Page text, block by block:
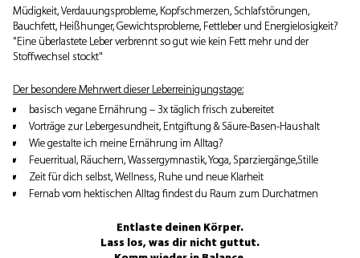
Müdigkeit, Verdauungsprobleme, Kopfschmerzen, Schlafstörungen,
Bauchfett, Heißhunger, Gewichtsprobleme, Fettleber und Energielosigkeit?
"Eine überlastete Leber verbrennt so gut wie kein Fett mehr und der
Stoffwechsel stockt"
Der besondere Mehrwert dieser Leberreinigungstage:
basisch vegane Ernährung – 3x täglich frisch zubereitet
Vorträge zur Lebergesundheit, Entgiftung & Säure-Basen-Haushalt
Wie gestalte ich meine Ernährung im Alltag?
Feuerritual, Räuchern, Wassergymnastik, Yoga, Sparziergänge,Stille
Zeit für dich selbst, Wellness, Ruhe und neue Klarheit
Fernab vom hektischen Alltag findest du Raum zum Durchatmen
Entlaste deinen Körper.
Lass los, was dir nicht guttut.